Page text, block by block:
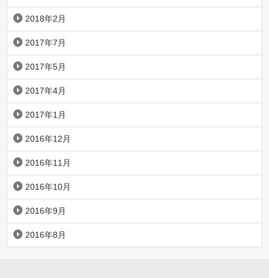
2018年2月
2017年7月
2017年5月
2017年4月
2017年1月
2016年12月
2016年11月
2016年10月
2016年9月
2016年8月